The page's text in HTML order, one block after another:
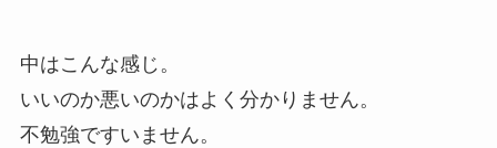
中はこんな感じ。
いいのか悪いのかはよく分かりません。
不勉強ですいません。